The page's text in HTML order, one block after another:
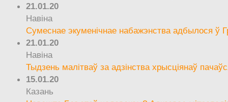
21.01.20
Навіна
Сумеснае экуменічнае набажэнства адбылося ў
21.01.20
Навіна
Тыдзень малітваў за адзінства хрысціянаў
15.01.20
Казань